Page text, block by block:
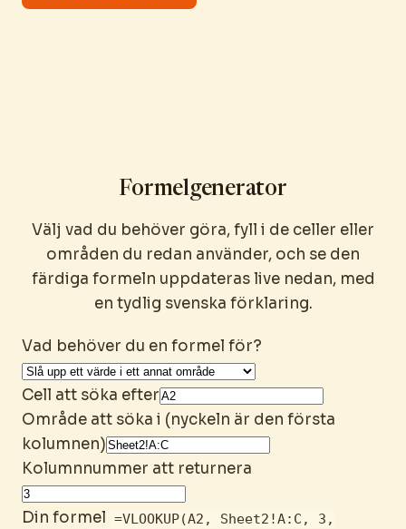
Formelgenerator
Välj vad du behöver göra, fyll i de celler eller
områden du redan använder, och se den
färdiga formeln uppdateras live nedan, med
en tydlig svenska förklaring.
Vad behöver du en formel för?
Cell att söka efter
Område att söka i (nyckeln är den första
kolumnen)
Kolumnnummer att returnera
Din formel =VLOOKUP(A2, Sheet2!A:C, 3,